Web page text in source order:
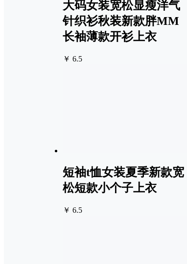
大码女装宽松显瘦洋气
针织衫秋装新款胖MM
长袖薄款开衫上衣
￥ 6.5
短袖t恤女装夏季新款宽
松短款小个子上衣
￥ 6.5